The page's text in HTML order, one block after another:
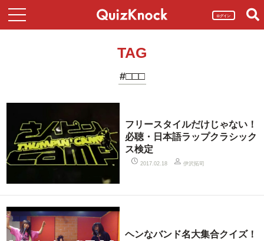
ログイン
TAG
#□□□
フリースタイルだけじゃない！
必聴・日本語ラップクラシック
ス検定
2017.02.18 伊沢拓司
ヘンなバンド名大集合クイズ！